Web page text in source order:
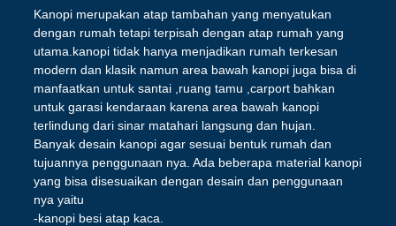
Kanopi merupakan atap tambahan yang menyatukan
dengan rumah tetapi terpisah dengan atap rumah yang
utama.kanopi tidak hanya menjadikan rumah terkesan
modern dan klasik namun area bawah kanopi juga bisa di
manfaatkan untuk santai ,ruang tamu ,carport bahkan
untuk garasi kendaraan karena area bawah kanopi
terlindung dari sinar matahari langsung dan hujan.
Banyak desain kanopi agar sesuai bentuk rumah dan
tujuannya penggunaan nya. Ada beberapa material kanopi
yang bisa disesuaikan dengan desain dan penggunaan
nya yaitu
-kanopi besi atap kaca.